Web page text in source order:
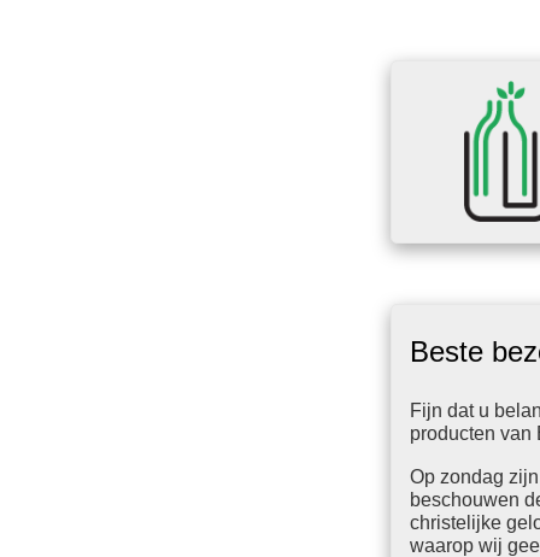
Beste
Fijn dat u
producten van
Op zondag
beschouwen
christelijke
waarop wij